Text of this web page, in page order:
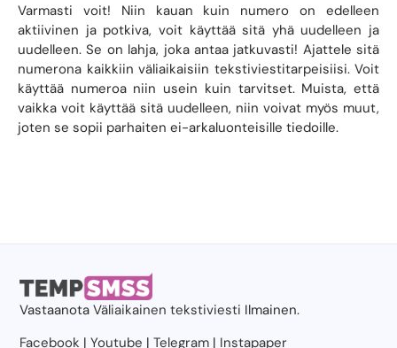
Varmasti voit! Niin kauan kuin numero on edelleen
aktiivinen ja potkiva, voit käyttää sitä yhä uudelleen ja
uudelleen. Se on lahja, joka antaa jatkuvasti! Ajattele sitä
numerona kaikkiin väliaikaisiin tekstiviestitarpeisiisi. Voit
käyttää numeroa niin usein kuin tarvitset. Muista, että
vaikka voit käyttää sitä uudelleen, niin voivat myös muut,
joten se sopii parhaiten ei-arkaluonteisille tiedoille.
VastaanotaVäliaikainen tekstiviesti Ilmainen.
Facebook |Youtube |Telegram | Instapaper